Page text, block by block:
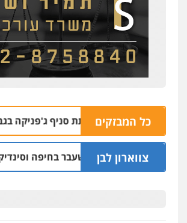
כל המבזקים
למעורבות בהצתת סניף ג'פניקה בגבעתיים
צווארון לבן
יו"ר ש"ס לשעבר בחיפה וסינדיקאט